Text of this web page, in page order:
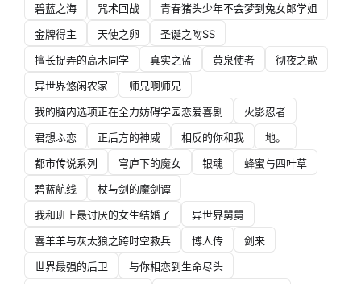
碧蓝之海
咒术回战
青春猪头少年不会梦到兔女郎学姐
金牌得主
天使之卵
圣诞之吻SS
擅长捉弄的高木同学
真实之蓝 黄泉使者
彻夜之歌
异世界悠闲农家
师兄啊师兄
我的脑内选项正在全力妨碍学园恋爱喜剧
火影忍者
君想ふ恋
正后方的神威 相反的你和我
地。
都市传说系列
穹庐下的魔女 银魂
蜂蜜与四叶草
碧蓝航线
杖与剑的魔剑谭
我和班上最讨厌的女生结婚了
异世界舅舅
喜羊羊与灰太狼之跨时空救兵
博人传
剑来
世界最强的后卫
与你相恋到生命尽头